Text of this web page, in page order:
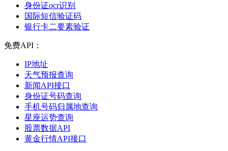
身份证ocr识别
国际短信验证码
银行卡二要素验证
免费API：
IP地址
天气预报查询
新闻API接口
身份证号码查询
手机号码归属地查询
星座运势查询
股票数据API
黄金行情API接口